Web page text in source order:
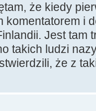
że kiedy
komentatorem i
Jest tam
takich ludzi
że z